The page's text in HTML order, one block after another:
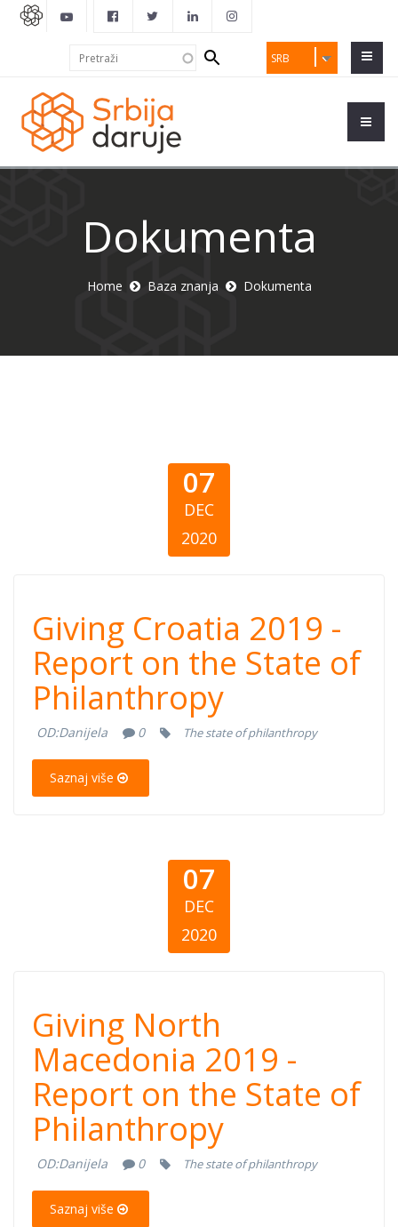
SRB
Search
form
Dokumenta
Home Baza znanja Dokumenta
07
DEC
2020
Giving Croatia
2019 - Report on
the State of
Philanthropy
Giving Croatia 2019 -
Report on the State of
Philanthropy
OD:Danijela 0 The state of philanthropy
Saznaj više
07
DEC
2020
Giving North
Macedonia 2019
- Report on the
State of
Philanthropy
Giving North
Macedonia 2019 -
Report on the State of
Philanthropy
OD:Danijela 0 The state of philanthropy
Saznaj više